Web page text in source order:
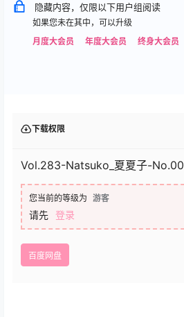
隐藏内容，仅限以下用户组阅读
如果您未在其中，可以升级
月度大会员
年度大会员 终身大会员
下载权限
Vol.283-Natsuko_夏夏子-
您当前的等级为 游客
请先 登录
百度网盘